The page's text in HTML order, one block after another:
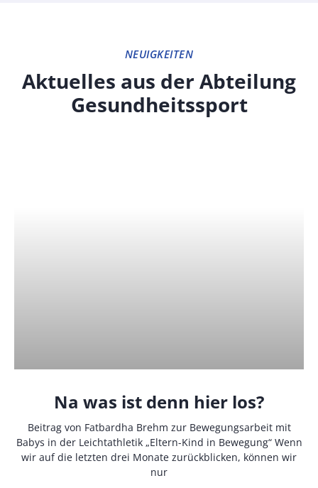
NEUIGKEITEN
Aktuelles aus der Abteilung
Gesundheitssport
Na was ist denn hier los?
Beitrag von Fatbardha Brehm zur Bewegungsarbeit mit
Babys in der Leichtathletik „Eltern-Kind in Bewegung“ Wenn
wir auf die letzten drei Monate zurückblicken, können wir
nur